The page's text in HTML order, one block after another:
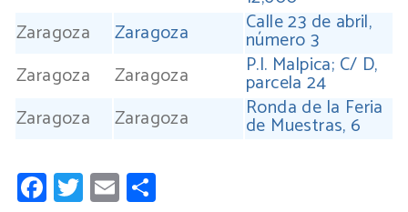
Zaragoza
Zaragoza Calle 23 de abril,
número 3
Zaragoza
Zaragoza P.I. Malpica; C/ D,
parcela 24
Zaragoza
Zaragoza Ronda de la Feria
de Muestras, 6
Facebook
Twitter
Email